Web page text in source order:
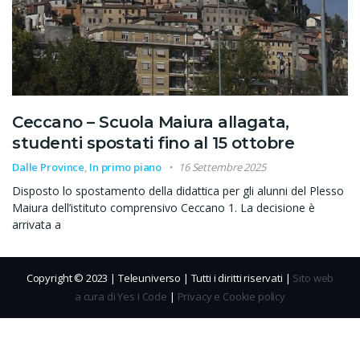
Ceccano – Scuola Maiura allagata,
studenti spostati fino al 15 ottobre
Dalle Province, In primo piano 16 Settembre 2025
Disposto lo spostamento della didattica per gli alunni del Plesso
Maiura dell’istituto comprensivo Ceccano 1. La decisione è
arrivata a
Copyright © 2023 | Teleuniverso | Tutti i diritti riservati | Sito web
a cura di Yes I Code | Privacy e Cookie policy